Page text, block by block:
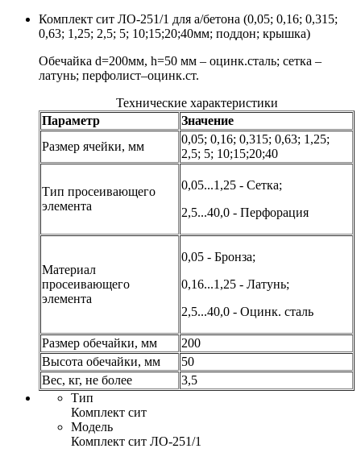
Комплект сит ЛО-251/1 для а/бетона (0,05; 0,16; 0,315;
0,63; 1,25; 2,5; 5; 10;15;20;40мм; поддон; крышка)
Обечайка d=200мм, h=50 мм – оцинк.сталь; сетка –
латунь; перфолист–оцинк.ст.
Технические характеристики
Параметр
Значение
Размер ячейки, мм
0,05; 0,16; 0,315; 0,63; 1,25;
2,5; 5; 10;15;20;40
Тип просеивающего
элемента
0,05...1,25 - Сетка;
2,5...40,0 - Перфорация
Материал
просеивающего
элемента
0,05 - Бронза;
0,16...1,25 - Латунь;
2,5...40,0 - Оцинк. сталь
Размер обечайки, мм
200
Высота обечайки, мм
50
Вес, кг, не более
3,5
Тип
Комплект сит
Модель
Комплект сит ЛО-251/1